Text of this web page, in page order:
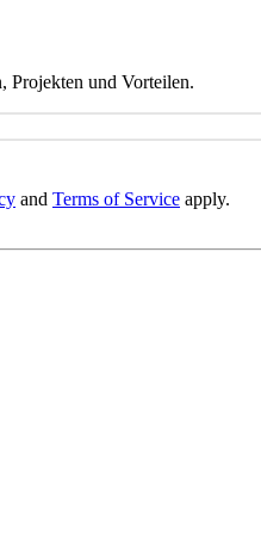
Projekten und Vorteilen.
and Terms of Service apply.